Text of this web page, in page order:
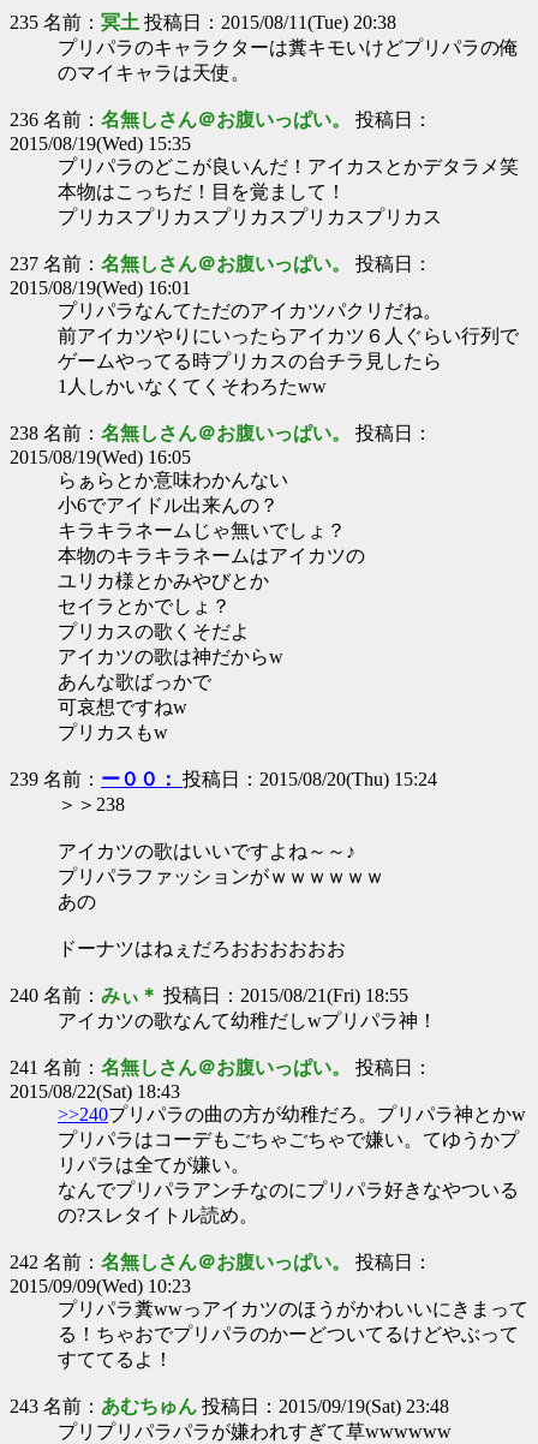
235 名前： 冥土 投稿日：2015/08/11(Tue) 20:38
プリパラのキャラクターは糞キモいけどプリパラの俺
のマイキャラは天使。
236 名前： 名無しさん＠お腹いっぱい。 投稿日：
2015/08/19(Wed) 15:35
プリパラのどこが良いんだ！アイカスとかデタラメ笑
本物はこっちだ！目を覚まして！
プリカスプリカスプリカスプリカスプリカス
237 名前： 名無しさん＠お腹いっぱい。 投稿日：
2015/08/19(Wed) 16:01
プリパラなんてただのアイカツパクリだね。
前アイカツやりにいったらアイカツ６人ぐらい行列で
ゲームやってる時プリカスの台チラ見したら
1人しかいなくてくそわろたww
238 名前： 名無しさん＠お腹いっぱい。 投稿日：
2015/08/19(Wed) 16:05
らぁらとか意味わかんない
小6でアイドル出来んの？
キラキラネームじゃ無いでしょ？
本物のキラキラネームはアイカツの
ユリカ様とかみやびとか
セイラとかでしょ？
プリカスの歌くそだよ
アイカツの歌は神だからw
あんな歌ばっかで
可哀想ですねw
プリカスもw
239 名前： ー００： 投稿日：2015/08/20(Thu) 15:24
＞＞238
アイカツの歌はいいですよね～～♪
プリパラファッションがｗｗｗｗｗｗ
あの
ドーナツはねぇだろおおおおおお
240 名前： みぃ＊ 投稿日：2015/08/21(Fri) 18:55
アイカツの歌なんて幼稚だしwプリパラ神！
241 名前： 名無しさん＠お腹いっぱい。 投稿日：
2015/08/22(Sat) 18:43
>>240プリパラの曲の方が幼稚だろ。プリパラ神とかw
プリパラはコーデもごちゃごちゃで嫌い。てゆうかプ
リパラは全てが嫌い。
なんでプリパラアンチなのにプリパラ好きなやついる
の?スレタイトル読め。
242 名前： 名無しさん＠お腹いっぱい。 投稿日：
2015/09/09(Wed) 10:23
プリパラ糞wwっアイカツのほうがかわいいにきまって
る！ちゃおでプリパラのかーどついてるけどやぶって
すててるよ！
243 名前： あむちゅん 投稿日：2015/09/19(Sat) 23:48
プリプリパラパラが嫌われすぎて草wwwwww